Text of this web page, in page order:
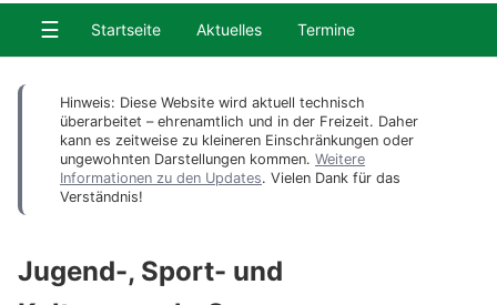
☰ Startseite Aktuelles Termine
Hinweis: Diese Website wird aktuell technisch
überarbeitet – ehrenamtlich und in der Freizeit. Daher
kann es zeitweise zu kleineren Einschränkungen oder
ungewohnten Darstellungen kommen. Weitere
Informationen zu den Updates. Vielen Dank für das
Verständnis!
Jugend-, Sport- und